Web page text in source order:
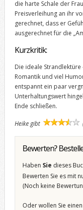
die harte Schale der
Preisverleihung an ihr
gerechnet, dass er
ausgerechnet für die
Kurzkritik:
Die ideale
Romantik und viel
entspannt ein paar
Unterhaltungswert
Ende schließen.
Heike gibt
Bewerten?
Haben Sie dieses
Bewerten Sie es mit
(Noch keine
Oder wollen Sie einen